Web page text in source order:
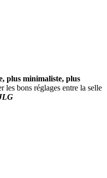
plus minimaliste, plus
les bons réglages entre la selle